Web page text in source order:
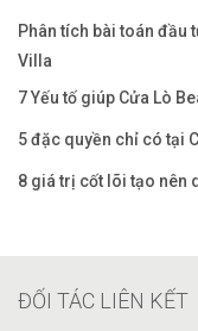
Phân tích bài toán đầu
Villa
7 Yếu tố giúp Cửa Lò
5 đặc quyền chỉ có tại
8 giá trị cốt lõi tạo nên
ĐỐI TÁC LIÊN KẾT